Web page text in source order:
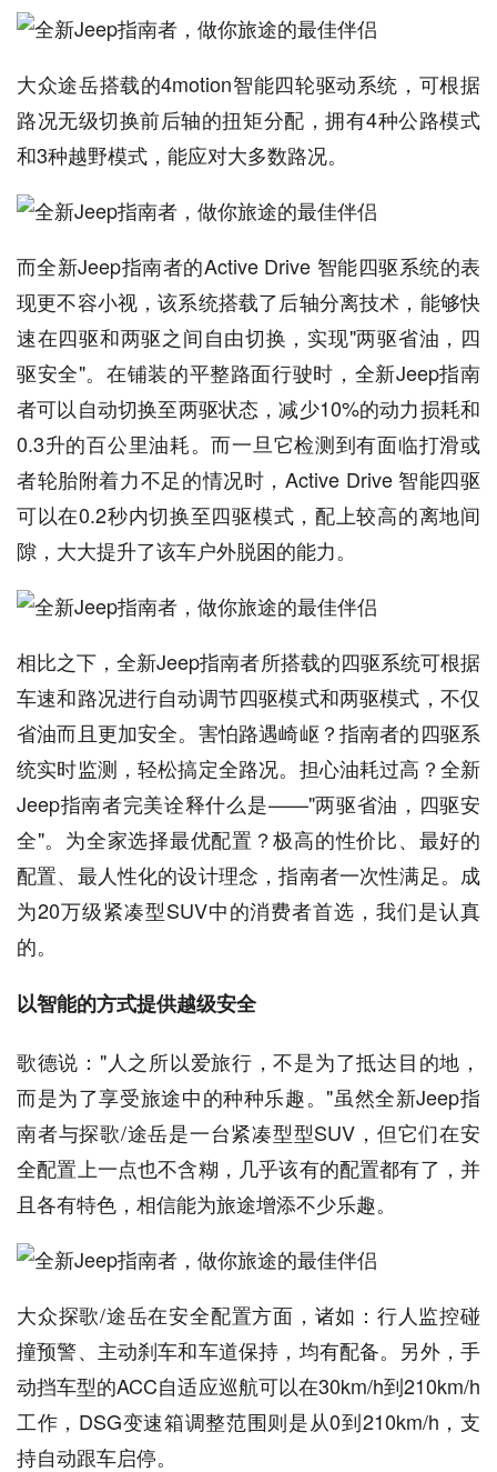
大众途岳搭载的4motion智能四轮驱动系统，可根据
路况无级切换前后轴的扭矩分配，拥有4种公路模式
和3种越野模式，能应对大多数路况。
而全新Jeep指南者的Active Drive 智能四驱系统的表
现更不容小视，该系统搭载了后轴分离技术，能够快
速在四驱和两驱之间自由切换，实现"两驱省油，四
驱安全"。在铺装的平整路面行驶时，全新Jeep指南
者可以自动切换至两驱状态，减少10%的动力损耗和
0.3升的百公里油耗。而一旦它检测到有面临打滑或
者轮胎附着力不足的情况时，Active Drive 智能四驱
可以在0.2秒内切换至四驱模式，配上较高的离地间
隙，大大提升了该车户外脱困的能力。
相比之下，全新Jeep指南者所搭载的四驱系统可根据
车速和路况进行自动调节四驱模式和两驱模式，不仅
省油而且更加安全。害怕路遇崎岖？指南者的四驱系
统实时监测，轻松搞定全路况。担心油耗过高？全新
Jeep指南者完美诠释什么是——"两驱省油，四驱安
全"。为全家选择最优配置？极高的性价比、最好的
配置、最人性化的设计理念，指南者一次性满足。成
为20万级紧凑型SUV中的消费者首选，我们是认真
的。
以智能的方式提供越级安全
歌德说："人之所以爱旅行，不是为了抵达目的地，
而是为了享受旅途中的种种乐趣。"虽然全新Jeep指
南者与探歌/途岳是一台紧凑型型SUV，但它们在安
全配置上一点也不含糊，几乎该有的配置都有了，并
且各有特色，相信能为旅途增添不少乐趣。
大众探歌/途岳在安全配置方面，诸如：行人监控碰
撞预警、主动刹车和车道保持，均有配备。另外，手
动挡车型的ACC自适应巡航可以在30km/h到210km/h
工作，DSG变速箱调整范围则是从0到210km/h，支
持自动跟车启停。